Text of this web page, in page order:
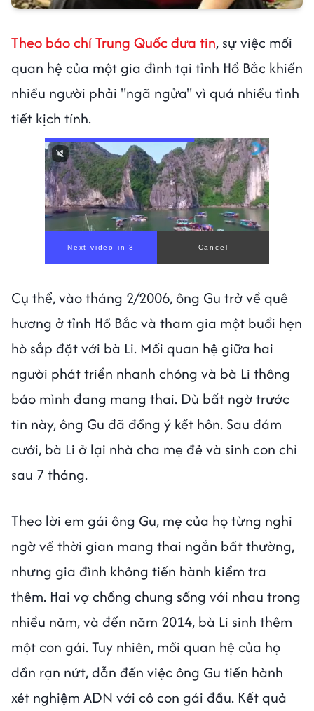
Theo báo chí Trung Quốc đưa tin, sự việc mối
quan hệ của một gia đình tại tỉnh Hồ Bắc khiến
nhiều người phải "ngã ngửa" vì quá nhiều tình
tiết kịch tính.
Next video in 1 Cancel
Cụ thể, vào tháng 2/2006, ông Gu trở về quê
hương ở tỉnh Hồ Bắc và tham gia một buổi hẹn
hò sắp đặt với bà Li. Mối quan hệ giữa hai
người phát triển nhanh chóng và bà Li thông
báo mình đang mang thai. Dù bất ngờ trước
tin này, ông Gu đã đồng ý kết hôn. Sau đám
cưới, bà Li ở lại nhà cha mẹ đẻ và sinh con chỉ
sau 7 tháng.
Theo lời em gái ông Gu, mẹ của họ từng nghi
ngờ về thời gian mang thai ngắn bất thường,
nhưng gia đình không tiến hành kiểm tra
thêm. Hai vợ chồng chung sống với nhau trong
nhiều năm, và đến năm 2014, bà Li sinh thêm
một con gái. Tuy nhiên, mối quan hệ của họ
dần rạn nứt, dẫn đến việc ông Gu tiến hành
xét nghiệm ADN với cô con gái đầu. Kết quả